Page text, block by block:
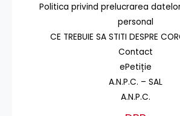
Politica privind prelucrarea
personal
CE TREBUIE SA STITI DESPRE
Contact
ePetiție
A.N.P.C. – SAL
A.N.P.C.